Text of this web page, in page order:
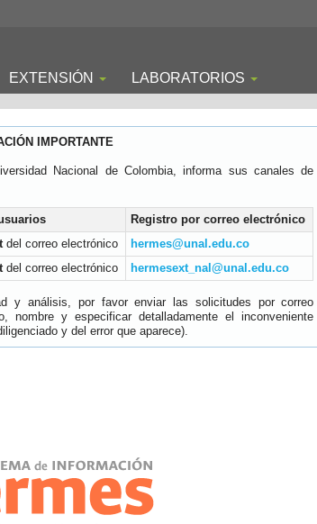
EXTENSIÓN LABORATORIOS
IMPORTANTE
Nacional de Colombia, informa sus canales de
Registro por correo electrónico
del correo electrónico
hermes@unal.edu.co
del correo electrónico hermesext_nal@unal.edu.co
y análisis, por favor enviar las solicitudes por correo
y especificar detalladamente el inconveniente
y del error que aparece).